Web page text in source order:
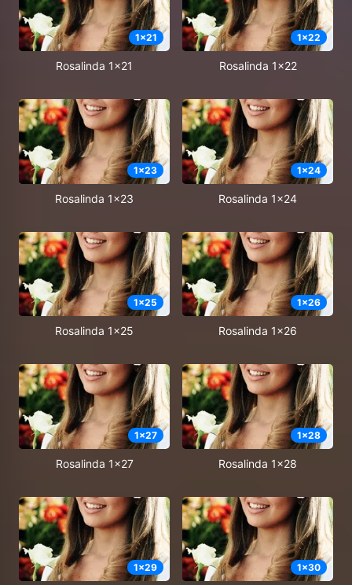
1x21
Rosalinda 1x21
1x22
Rosalinda 1x22
1x23
Rosalinda 1x23
1x24
Rosalinda 1x24
1x25
Rosalinda 1x25
1x26
Rosalinda 1x26
1x27
Rosalinda 1x27
1x28
Rosalinda 1x28
1x29 1x30